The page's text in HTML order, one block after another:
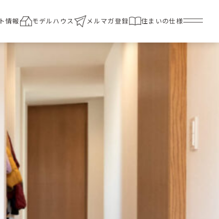
情報 モデルハウス メルマガ登録 住まいの仕様